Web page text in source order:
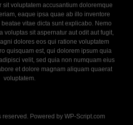
sit voluptatem accusantium doloremque
eaque ipsa quae ab illo inventore
vitae dicta sunt explicabo. Nemo
voluptas sit aspernatur aut odit aut fugit,
dolores eos qui ratione voluptatem
quisquam est, qui dolorem ipsum quia
velit, sed quia non numquam eius
et dolore magnam aliquam quaerat
voluptatem.
Powered by WP-Script.com